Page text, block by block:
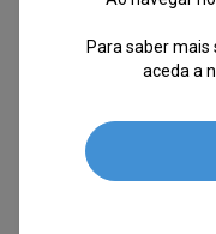
PERFUMES PACO
PERFUMES JIMMY
Para saber
aceda a